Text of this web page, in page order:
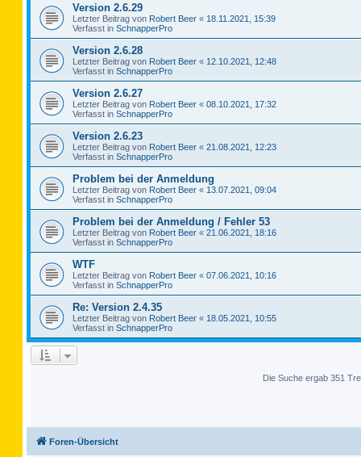
Version 2.6.29
Letzter Beitrag von Robert Beer « 18.11.2021, 15:39
Verfasst in SchnapperPro
Version 2.6.28
Letzter Beitrag von Robert Beer « 12.10.2021, 12:48
Verfasst in SchnapperPro
Version 2.6.27
Letzter Beitrag von Robert Beer « 08.10.2021, 17:32
Verfasst in SchnapperPro
Version 2.6.23
Letzter Beitrag von Robert Beer « 21.08.2021, 12:23
Verfasst in SchnapperPro
Problem bei der Anmeldung
Letzter Beitrag von Robert Beer « 13.07.2021, 09:04
Verfasst in SchnapperPro
Problem bei der Anmeldung / Fehler 53
Letzter Beitrag von Robert Beer « 21.06.2021, 18:16
Verfasst in SchnapperPro
WTF
Letzter Beitrag von Robert Beer « 07.06.2021, 10:16
Verfasst in SchnapperPro
Re: Version 2.4.35
Letzter Beitrag von Robert Beer « 18.05.2021, 10:55
Verfasst in SchnapperPro
Die Suche ergab 351
Foren-Übersicht